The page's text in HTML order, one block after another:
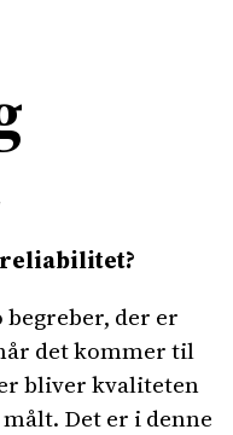
der er
det kommer til
bliver kvaliteten
Det er i denne